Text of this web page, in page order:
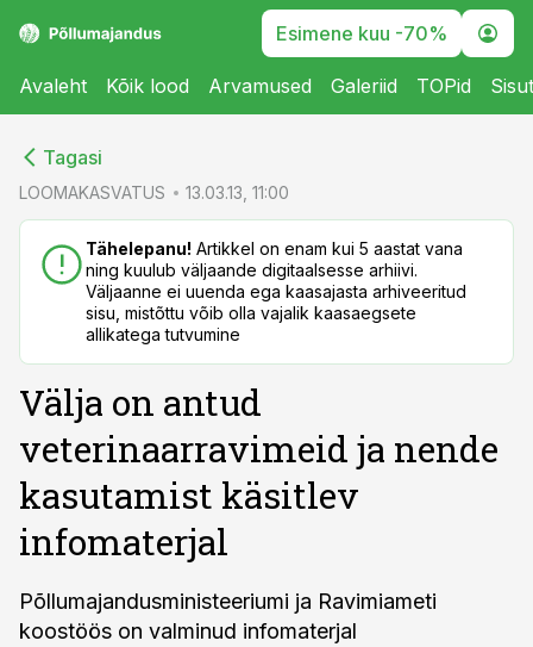
Esimene kuu -70%
Avaleht Kõik lood Arvamused Galeriid TOPid
Tagasi
LOOMAKASVATUS 13.03.13, 11:00
Tähelepanu! Artikkel on enam kui 5 aastat vana
ning kuulub väljaande digitaalsesse arhiivi.
Väljaanne ei uuenda ega kaasajasta arhiveeritud
sisu, mistõttu võib olla vajalik kaasaegsete
allikatega tutvumine
Välja on antud
veterinaarravimeid ja nende
kasutamist käsitlev
infomaterjal
Põllumajandusministeeriumi ja Ravimiameti
koostöös on valminud infomaterjal